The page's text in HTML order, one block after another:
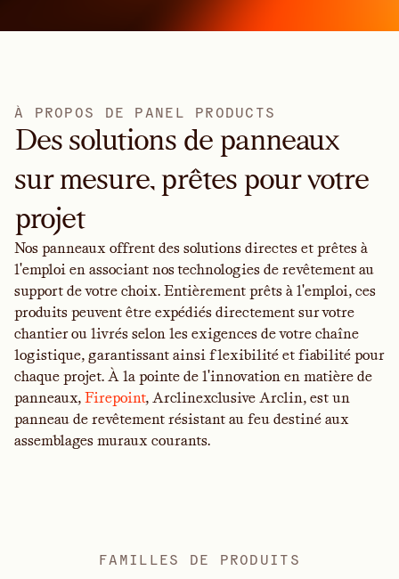
À PROPOS DE P ANE L PRODUC TS
Des solutions de panneaux
sur mesure, prêtes pour votre
projet
Nos panneaux offrent des solutions directes et prêtes à
l'emploi en associant nos technologies de revêtement au
support de votre choix. Entièrement prêts à l'emploi, ces
produits peuvent être expédiés directement sur votre
chantier ou livrés selon les exigences de votre chaîne
logistique, garantissant ainsi flexibilité et fiabilité pour
chaque projet. À la pointe de l'innovation en matière de
panneaux, Firepoint, Arclinexclusive Arclin, est un
panneau de revêtement résistant au feu destiné aux
assemblages muraux courants.
FAMILLES DE PRODUITS